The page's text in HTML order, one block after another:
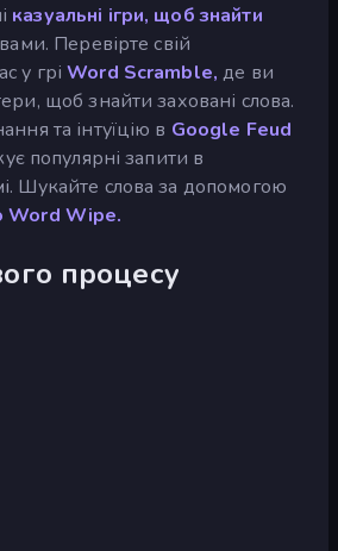
казуальні ігри, щоб знайти
Перевірте свій
у гріWord Scramble, де ви
щоб знайти заховані слова.
та інтуїцію в Google Feud
популярні запити в
Шукайте слова за допомогою
Word Wipe.
процесу